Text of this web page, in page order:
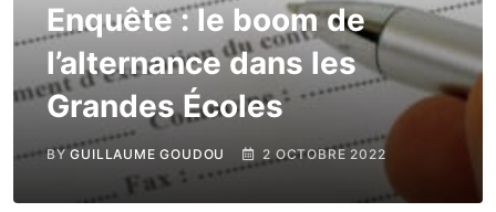
Enquête : le boom de
l’alternance dans les
Grandes Écoles
BYGUILLAUME GOUDOU 2 OCTOBRE 2022